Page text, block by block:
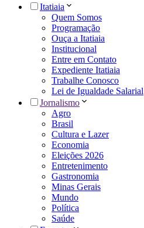
Itatiaia
Quem Somos
Programação
Ouça a Itatiaia
Institucional
Entre em Contato
Expediente Itatiaia
Trabalhe Conosco
Lei de Igualdade Salarial
Jornalismo
Agro
Brasil
Cultura e Lazer
Economia
Eleições 2026
Entretenimento
Gastronomia
Minas Gerais
Mundo
Política
Saúde